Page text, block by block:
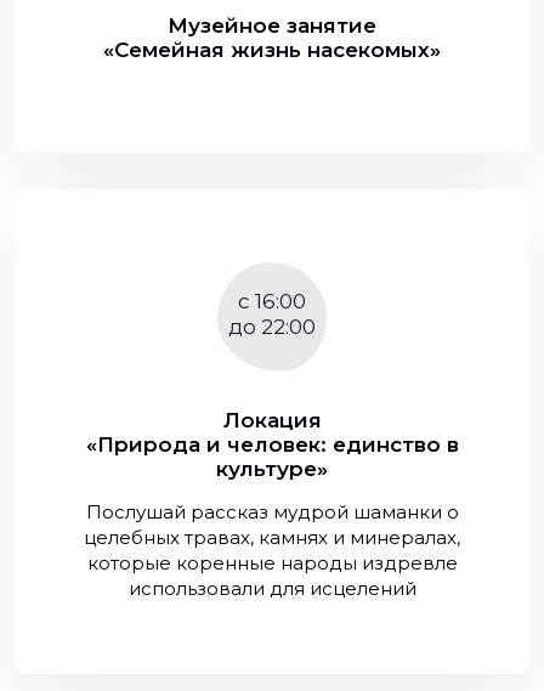
Музейное занятие
«Семейная жизнь насекомых»
c 16:00
до 22:00
Локация
«Природа и человек: единство в
культуре»
Послушай рассказ мудрой шаманки о
целебных травах, камнях и минералах,
которые коренные народы издревле
использовали для исцелений